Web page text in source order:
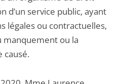
d’un service public, ayant
légales ou contractuelles,
manquement ou la
causé.